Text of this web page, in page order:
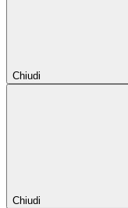
Chiudi
Chiudi